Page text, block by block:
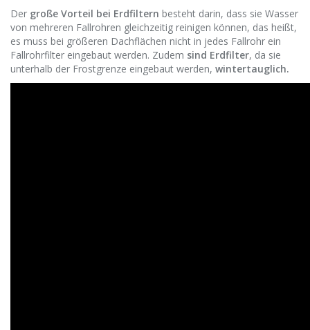
Der große Vorteil bei Erdfiltern besteht darin, dass sie Wasser
von mehreren Fallrohren gleichzeitig reinigen können, das heißt,
es muss bei größeren Dachflächen nicht in jedes Fallrohr ein
Fallrohrfilter eingebaut werden. Zudem sind Erdfilter, da sie
unterhalb der Frostgrenze eingebaut werden, wintertauglich.